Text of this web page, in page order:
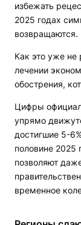
избежать
2025 годах
возвращаются.
Как это уже не
лечении
обострения,
Цифры
упрямо
достигшие 5-
половине 2025
позволяют
временное